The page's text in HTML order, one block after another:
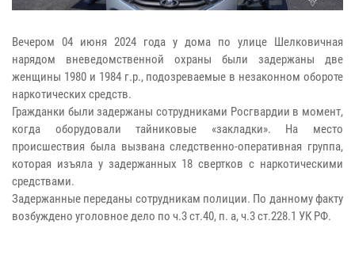
Вечером 04 июня 2024 года у дома по улице Шелковичная
нарядом вневедомственной охраны были задержаны две
женщины 1980 и 1984 г.р., подозреваемые в незаконном обороте
наркотических средств.
Гражданки были задержаны сотрудниками Росгвардии в момент,
когда оборудовали тайниковые «закладки». На место
происшествия была вызвана следственно-оперативная группа,
которая изъяла у задержанных 18 свертков с наркотическими
средствами.
Задержанные переданы сотрудникам полиции. По данному факту
возбуждено уголовное дело по ч.3 ст.40, п. а, ч.3 ст.228.1 УК РФ.